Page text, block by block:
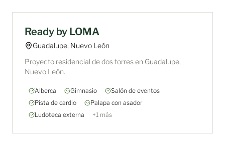
Ready by LOMA
Guadalupe, Nuevo León
Proyecto residencial de dos torres en Guadalupe,
Nuevo León.
Alberca Gimnasio
Salón de eventos
Pista de cardio
Palapa con asador
Ludoteca externa
+1 más